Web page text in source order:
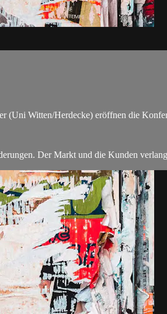
(Uni Witten/Herdecke) eröffnen die
Der Markt und die Kunden